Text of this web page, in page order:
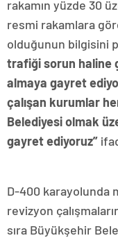
rakamın yüzde 30
resmi rakamlara
olduğunun bilgisini
trafiği sorun haline
almaya gayret
çalışan kurumlar
Belediyesi olmak
gayret ediyoruz”
D-400 karayolunda
revizyon
sıra Büyükşehir